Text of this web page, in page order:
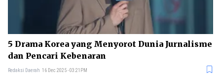
5 Drama Korea yang Menyorot Dunia Jurnalisme
dan Pencari Kebenaran
Redaksi Daerah 16 Dec 2025 - 03:21PM